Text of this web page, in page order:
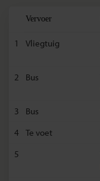
Vervoer
1 Vliegtuig
2 Bus
3 Bus
4
Te voet
5